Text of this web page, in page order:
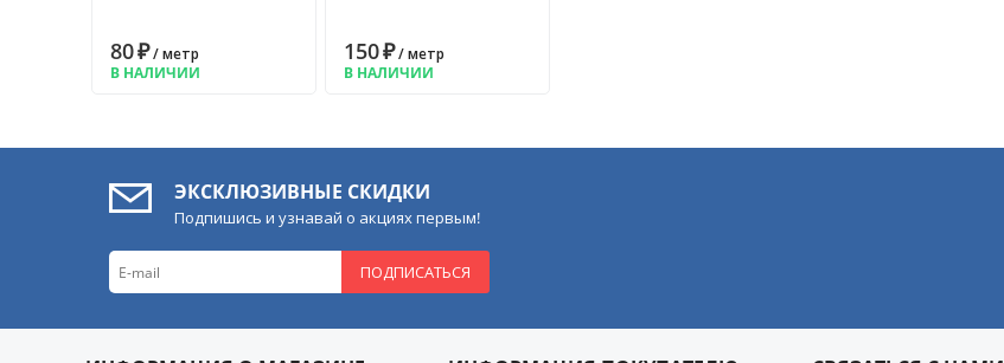
80₽/ метр
В НАЛИЧИИ
150₽/ метр
В НАЛИЧИИ
ЭКСКЛЮЗИВНЫЕ СКИДКИ
Подпишись и узнавай о акциях первым!
ПОДПИСАТЬСЯ